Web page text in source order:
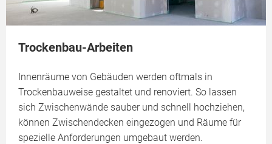
Trockenbau-Arbeiten
Innenräume von Gebäuden werden oftmals in
Trockenbauweise gestaltet und renoviert. So lassen
sich Zwischenwände sauber und schnell hochziehen,
können Zwischendecken eingezogen und Räume für
spezielle Anforderungen umgebaut werden.